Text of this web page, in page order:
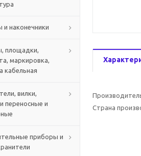
наконечники
площадки,
маркировка,
кабельная
вилки,
переносные и
приборы и
Страна